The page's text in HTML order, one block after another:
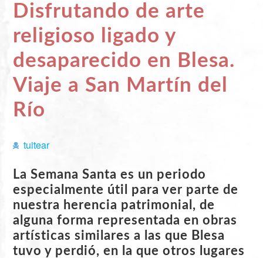
Disfrutando de arte
religioso ligado y
desaparecido en Blesa.
Viaje a San Martín del
Río
tuitear
La Semana Santa es un periodo
especialmente útil para ver parte de
nuestra herencia patrimonial, de
alguna forma representada en obras
artísticas similares a las que Blesa
tuvo y perdió, en la que otros lugares